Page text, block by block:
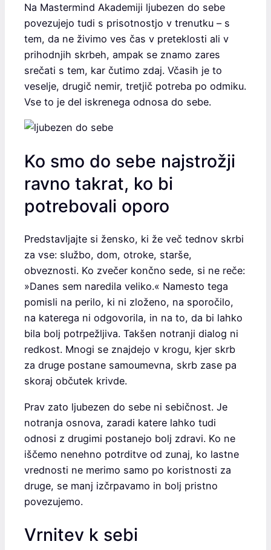
Na Mastermind Akademiji ljubezen do sebe
povezujejo tudi s prisotnostjo v trenutku – s
tem, da ne živimo ves čas v preteklosti ali v
prihodnjih skrbeh, ampak se znamo zares
srečati s tem, kar čutimo zdaj. Včasih je to
veselje, drugič nemir, tretjič potreba po odmiku.
Vse to je del iskrenega odnosa do sebe.
Ko smo do sebe najstrožji
ravno takrat, ko bi
potrebovali oporo
Predstavljajte si žensko, ki že več tednov skrbi
za vse: službo, dom, otroke, starše,
obveznosti. Ko zvečer končno sede, si ne reče:
»Danes sem naredila veliko.« Namesto tega
pomisli na perilo, ki ni zloženo, na sporočilo,
na katerega ni odgovorila, in na to, da bi lahko
bila bolj potrpežljiva. Takšen notranji dialog ni
redkost. Mnogi se znajdejo v krogu, kjer skrb
za druge postane samoumevna, skrb zase pa
skoraj občutek krivde.
Prav zato ljubezen do sebe ni sebičnost. Je
notranja osnova, zaradi katere lahko tudi
odnosi z drugimi postanejo bolj zdravi. Ko ne
iščemo nenehno potrditve od zunaj, ko lastne
vrednosti ne merimo samo po koristnosti za
druge, se manj izčrpavamo in bolj pristno
povezujemo.
Vrnitev k sebi